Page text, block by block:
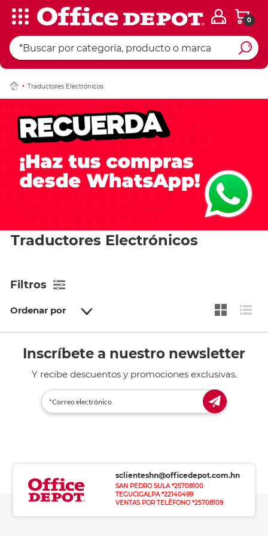
0
Traductores Electrónicos
Traductores Electrónicos
Filtros
Ordenar por
Inscríbete a nuestro newsletter
Y recibe descuentos y promociones exclusivas.
sclienteshn@officedepot.com.hn
SAN PEDRO SULA *25708100
TEGUCIGALPA *22140499
VENTAS POR TELÉFONO *25708109